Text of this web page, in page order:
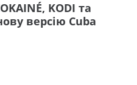
KODI та
версію Cuba